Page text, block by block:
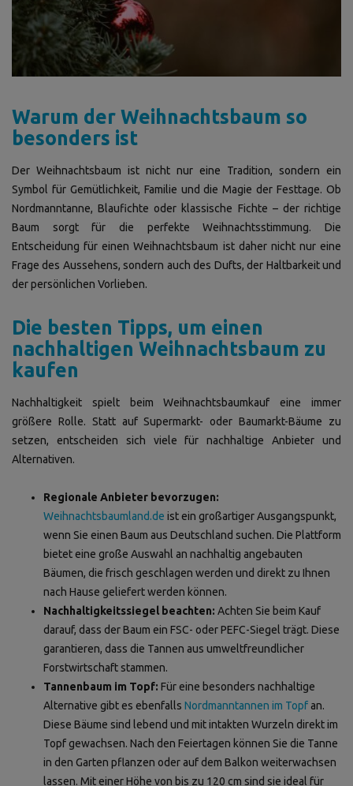
Warum der Weihnachtsbaum so
besonders ist
Der Weihnachtsbaum ist nicht nur eine Tradition, sondern ein
Symbol für Gemütlichkeit, Familie und die Magie der Festtage. Ob
Nordmanntanne, Blaufichte oder klassische Fichte – der richtige
Baum sorgt für die perfekte Weihnachtsstimmung. Die
Entscheidung für einen Weihnachtsbaum ist daher nicht nur eine
Frage des Aussehens, sondern auch des Dufts, der Haltbarkeit und
der persönlichen Vorlieben.
Die besten Tipps, um einen
nachhaltigen Weihnachtsbaum zu
kaufen
Nachhaltigkeit spielt beim Weihnachtsbaumkauf eine immer
größere Rolle. Statt auf Supermarkt- oder Baumarkt-Bäume zu
setzen, entscheiden sich viele für nachhaltige Anbieter und
Alternativen.
Regionale Anbieter bevorzugen:
Weihnachtsbaumland.de ist ein großartiger Ausgangspunkt,
wenn Sie einen Baum aus Deutschland suchen. Die Plattform
bietet eine große Auswahl an nachhaltig angebauten
Bäumen, die frisch geschlagen werden und direkt zu Ihnen
nach Hause geliefert werden können.
Nachhaltigkeitssiegel beachten: Achten Sie beim Kauf
darauf, dass der Baum ein FSC- oder PEFC-Siegel trägt. Diese
garantieren, dass die Tannen aus umweltfreundlicher
Forstwirtschaft stammen.
Tannenbaum im Topf: Für eine besonders nachhaltige
Alternative gibt es ebenfalls Nordmanntannen im Topfan.
Diese Bäume sind lebend und mit intakten Wurzeln direkt im
Topf gewachsen. Nach den Feiertagen können Sie die Tanne
in den Garten pflanzen oder auf dem Balkon weiterwachsen
lassen. Mit einer Höhe von bis zu 120 cm sind sie ideal für